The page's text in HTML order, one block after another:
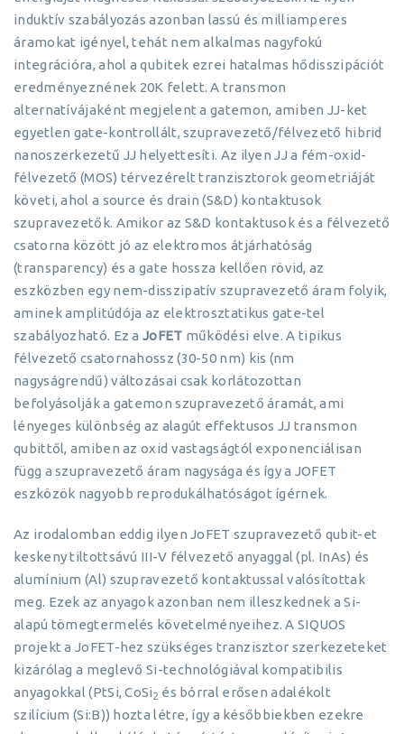
induktív szabályozás azonban lassú és milliamperes
áramokat igényel, tehát nem alkalmas nagyfokú
integrációra, ahol a qubitek ezrei hatalmas hődisszipációt
eredményeznének 20K felett. A transmon
alternatívájaként megjelent a gatemon, amiben JJ-ket
egyetlen gate-kontrollált, szupravezető/félvezető hibrid
nanoszerkezetű JJ helyettesíti. Az ilyen JJ a fém-oxid-
félvezető (MOS) térvezérelt tranzisztorok geometriáját
követi, ahol a source és drain (S&D) kontaktusok
szupravezetők. Amikor az S&D kontaktusok és a félvezető
csatorna között jó az elektromos átjárhatóság
(transparency) és a gate hossza kellően rövid, az
eszközben egy nem-disszipatív szupravezető áram folyik,
aminek amplitúdója az elektrosztatikus gate-tel
szabályozható. Ez aJoFET működési elve. A tipikus
félvezető csatornahossz (30-50 nm) kis (nm
nagyságrendű) változásai csak korlátozottan
befolyásolják a gatemon szupravezető áramát, ami
lényeges különbség az alagút effektusos JJ transmon
qubittől, amiben az oxid vastagságtól exponenciálisan
függ a szupravezető áram nagysága és így a JOFET
eszközök nagyobb reprodukálhatóságot ígérnek.
Az irodalomban eddig ilyen JoFET szupravezető qubit-et
keskeny tiltottsávú III-V félvezető anyaggal (pl. InAs) és
alumínium (Al) szupravezető kontaktussal valósítottak
meg. Ezek az anyagok azonban nem illeszkednek a Si-
alapú tömegtermelés követelményeihez. A SIQUOS
projekt a JoFET-hez szükséges tranzisztor szerkezeteket
kizárólag a meglevő Si-technológiával kompatibilis
anyagokkal (PtSi, CoSi2 és bórral erősen adalékolt
szilícium (Si:B)) hozta létre, így a későbbiekben ezekre